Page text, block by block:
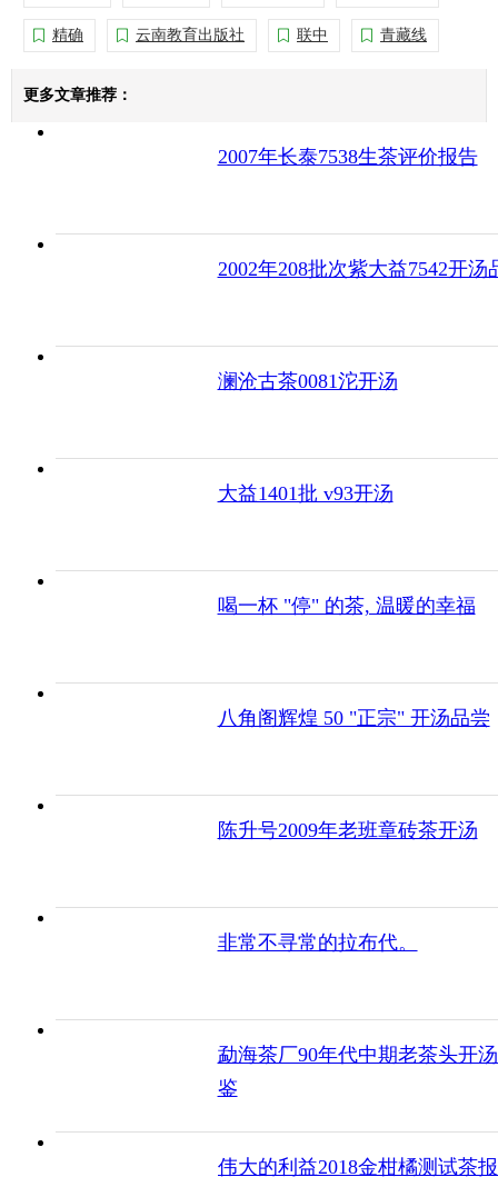
精确 云南教育出版社 联中 青藏线
更多文章推荐：
2007年长泰7538生茶评价报告
2002年208批次紫大益7542开汤
澜沧古茶0081沱开汤
大益1401批 v93开汤
喝一杯 "停" 的茶, 温暖的幸福
八角阁辉煌 50 "正宗" 开汤品尝
陈升号2009年老班章砖茶开汤
非常不寻常的拉布代。
勐海茶厂90年代中期老茶头开
鉴
伟大的利益2018金柑橘测试茶